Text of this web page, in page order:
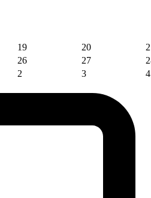
19 20
26 27
2 3 4